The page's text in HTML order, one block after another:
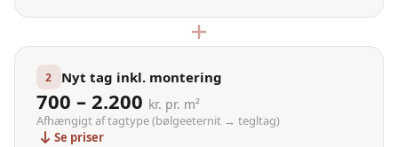
2 Nyt tag inkl. montering
700 – 2.200 kr. pr. m²
Afhængigt af tagtype (bølgeeternit → tegltag)
Se priser